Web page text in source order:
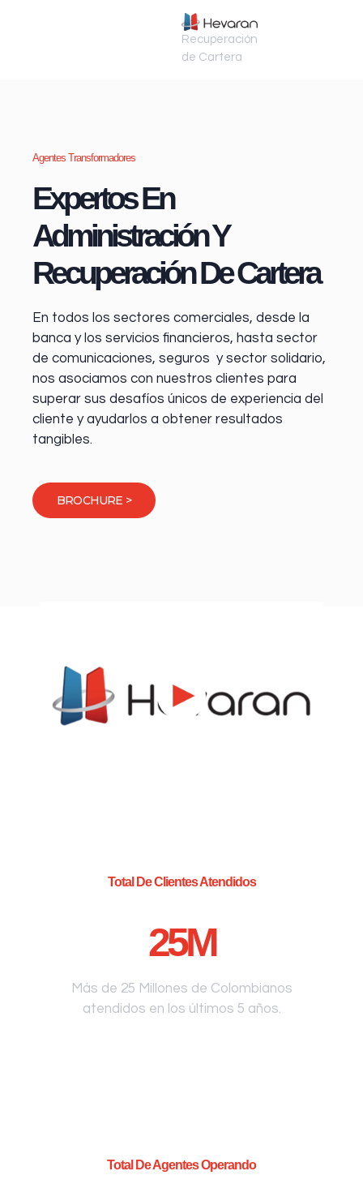
Recuperación
de Cartera
Agentes Transformadores
Expertos En
Administración Y
Recuperación De Cartera
En todos los sectores comerciales, desde la
banca y los servicios financieros, hasta sector
de comunicaciones, seguros y sector solidario,
nos asociamos con nuestros clientes para
superar sus desafíos únicos de experiencia del
cliente y ayudarlos a obtener resultados
tangibles.
BROCHURE >
Total De Clientes Atendidos
25M
Más de 25 Millones de Colombianos
atendidos en los últimos 5 años.
Total De Agentes Operando